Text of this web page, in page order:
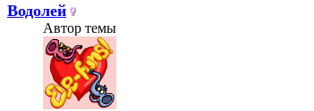
Водолей
Автор темы